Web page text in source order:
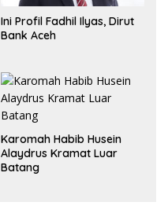
Ini Profil Fadhil Ilyas, Dirut
Bank Aceh
Karomah Habib Husein
Alaydrus Kramat Luar
Batang